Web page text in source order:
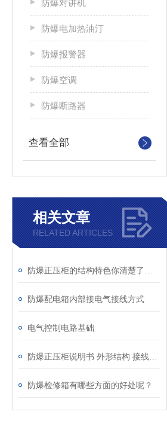
防爆对讲机
防爆电加热油汀
防爆报警器
防爆空调
防爆断路器
查看全部
相关文章
RELATED ARTICLES
防爆配电箱内部接电气接线方式
电气控制电路基础
防爆检修箱有哪些方面的好处呢？